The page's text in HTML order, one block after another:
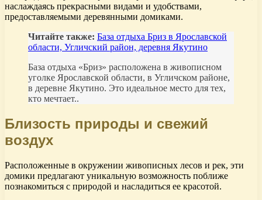
наслаждаясь прекрасными видами и удобствами,
предоставляемыми деревянными домиками.
Читайте также: База отдыха Бриз в Ярославской
области, Угличский район, деревня Якутино
База отдыха «Бриз» расположена в живописном
уголке Ярославской области, в Угличском районе,
в деревне Якутино. Это идеальное место для тех,
кто мечтает..
Близость природы и свежий
воздух
Расположенные в окружении живописных лесов и рек, эти
домики предлагают уникальную возможность поближе
познакомиться с природой и насладиться ее красотой.